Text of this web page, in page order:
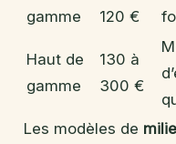
gamme
120 €
Haut de
gamme
130 à
300 €
Les modèles de